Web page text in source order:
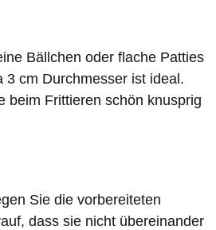
Bällchen oder flache Patties
cm Durchmesser ist ideal.
beim Frittieren schön knusprig
Sie die vorbereiteten
dass sie nicht übereinander